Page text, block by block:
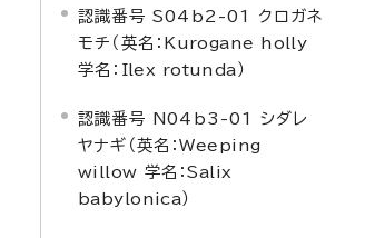
認識番号 S04b2-01 クロガネ
モチ（英名： Kurogane holly
学名： Ilex rotunda ）
認識番号 N04b3-01 シダレ
ヤナギ（英名：Weeping
willow 学名：Salix
babylonica）